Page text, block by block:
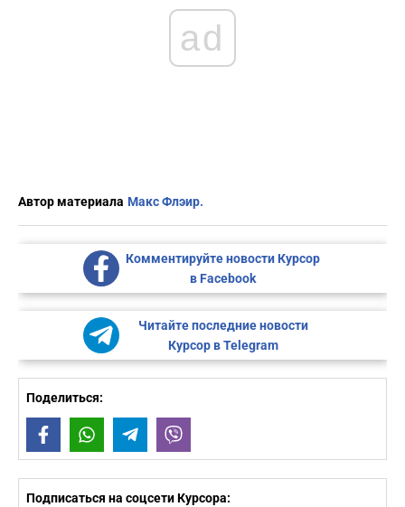
ad
Автор материала Макс Флэир.
Комментируйте новости Курсор
в Facebook
Читайте последние новости
Курсор в Telegram
Поделиться:
FacebookWhatsAppTelegram
Подписаться на соцсети Курсора: